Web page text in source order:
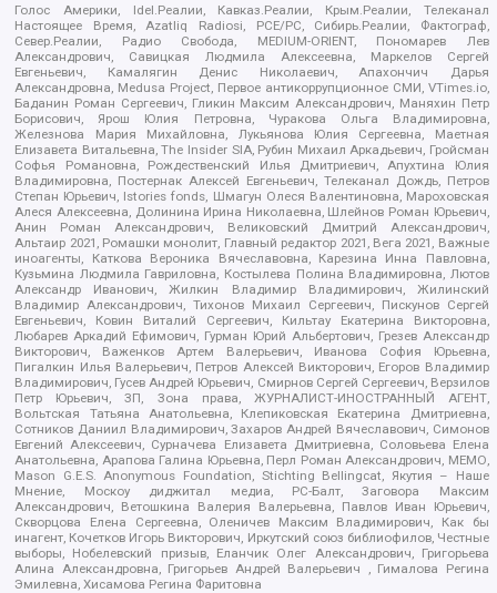
Голос Америки, Idel.Реалии, Кавказ.Реалии, Крым.Реалии, Телеканал
Настоящее Время, Azatliq Radiosi, PCE/PC, Сибирь.Реалии, Фактограф,
Север.Реалии, Радио Свобода, MEDIUM-ORIENT, Пономарев Лев
Александрович, Савицкая Людмила Алексеевна, Маркелов Сергей
Евгеньевич, Камалягин Денис Николаевич, Апахончич Дарья
Александровна, Medusa Project, Первое антикоррупционное СМИ, VTimes.io,
Баданин Роман Сергеевич, Гликин Максим Александрович, Маняхин Петр
Борисович, Ярош Юлия Петровна, Чуракова Ольга Владимировна,
Железнова Мария Михайловна, Лукьянова Юлия Сергеевна, Маетная
Елизавета Витальевна, The Insider SIA, Рубин Михаил Аркадьевич, Гройсман
Софья Романовна, Рождественский Илья Дмитриевич, Апухтина Юлия
Владимировна, Постернак Алексей Евгеньевич, Телеканал Дождь, Петров
Степан Юрьевич, Istories fonds, Шмагун Олеся Валентиновна, Мароховская
Алеся Алексеевна, Долинина Ирина Николаевна, Шлейнов Роман Юрьевич,
Анин Роман Александрович, Великовский Дмитрий Александрович,
Альтаир 2021, Ромашки монолит, Главный редактор 2021, Вега 2021, Важные
иноагенты, Каткова Вероника Вячеславовна, Карезина Инна Павловна,
Кузьмина Людмила Гавриловна, Костылева Полина Владимировна, Лютов
Александр Иванович, Жилкин Владимир Владимирович, Жилинский
Владимир Александрович, Тихонов Михаил Сергеевич, Пискунов Сергей
Евгеньевич, Ковин Виталий Сергеевич, Кильтау Екатерина Викторовна,
Любарев Аркадий Ефимович, Гурман Юрий Альбертович, Грезев Александр
Викторович, Важенков Артем Валерьевич, Иванова София Юрьевна,
Пигалкин Илья Валерьевич, Петров Алексей Викторович, Егоров Владимир
Владимирович, Гусев Андрей Юрьевич, Смирнов Сергей Сергеевич, Верзилов
Петр Юрьевич, ЗП, Зона права, ЖУРНАЛИСТ-ИНОСТРАННЫЙ АГЕНТ,
Вольтская Татьяна Анатольевна, Клепиковская Екатерина Дмитриевна,
Сотников Даниил Владимирович, Захаров Андрей Вячеславович, Симонов
Евгений Алексеевич, Сурначева Елизавета Дмитриевна, Соловьева Елена
Анатольевна, Арапова Галина Юрьевна, Перл Роман Александрович, МЕМО,
Mason G.E.S. Anonymous Foundation, Stichting Bellingcat, Якутия – Наше
Мнение, Москоу диджитал медиа, РС-Балт, Заговора Максим
Александрович, Ветошкина Валерия Валерьевна, Павлов Иван Юрьевич,
Скворцова Елена Сергеевна, Оленичев Максим Владимирович, Как бы
инагент, Кочетков Игорь Викторович, Иркутский союз библиофилов, Честные
выборы, Нобелевский призыв, Еланчик Олег Александрович, Григорьева
Алина Александровна, Григорьев Андрей Валерьевич , Гималова Регина
Эмилевна, Хисамова Регина Фаритовна